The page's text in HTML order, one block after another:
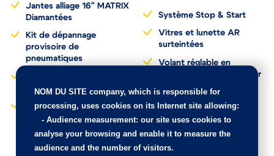
Jantes alliage 16" MATRIX
Diamantées
Kit de dépannage
provisoire de
pneumatiques
et prise USB
Lève-vitres AV
séquentiels
Système Stop & Start
Vitres et lunette AR
surteintées
Volant réglable en
hauteur et en profondeur
NOM DU SITE company, which is responsible for
processing, uses cookies on its Internet site allowing:
- Audience measurement: our site uses cookies to
analyse your browsing and enable it to measure the
audience and the number of visitors.